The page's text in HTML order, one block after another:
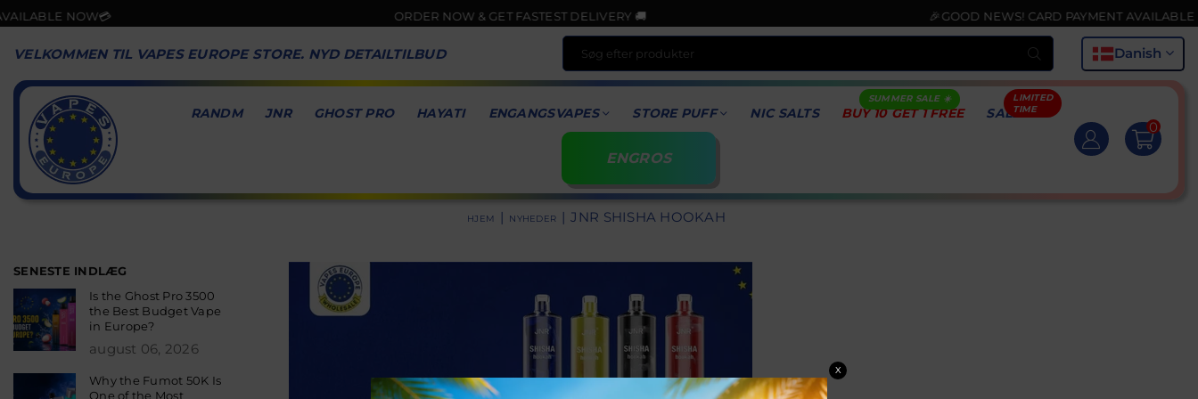
NOW💳 ORDER NOW & GET FASTEST DELIVERY 🚚 🎉GOOD NEWS! CARD PAYMENT AVAILABLE
VELKOMMEN TIL VAPES EUROPE STORE. NYD DETAILTILBUD Indsend Danish
VAPES
EUROPE
RANDM JNR GHOST PRO HAYATI ENGANGSVAPES STORE PUFF NIC SALTS BUY 10 GET 1 FREE SALE
ENGROS
0
HJEM | NYHEDER | JNR SHISHA HOOKAH
SENESTE INDLÆG
Is the Ghost Pro 3500
the Best Budget Vape
in Europe?
august 06, 2026
Why the Fumot 50K Is
One of the Most
X